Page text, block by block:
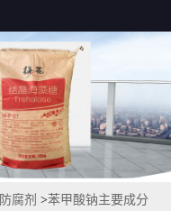
防腐剂 >苯甲酸钠主要成分